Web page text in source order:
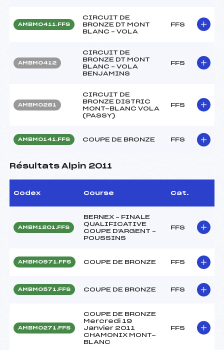
AMBM0411.FFS
CIRCUIT DE
BRONZE DT MONT
BLANC – VOLA
FFS
AMBM0412
CIRCUIT DE
BRONZE DT MONT
BLANC – VOLA
BENJAMINS
FFS
AMBM0281
CIRCUIT DE
BRONZE DISTRIC
MONT-BLANC VOLA
(PASSY)
FFS
AMBM0141.FFS COUPE DE BRONZE FFS
Résultats Alpin 2011
Codex Course Cat.
AMBM1201.FFS
BERNEX – FINALE
QUALIFICATIVE
COUPE D'ARGENT –
POUSSINS
FFS
AMBM0971.FFS COUPE DE BRONZE FFS
AMBM0571.FFS COUPE DE BRONZE FFS
AMBM0271.FFS
COUPE DE BRONZE
Mercredi 19
Janvier 2011
CHAMONIX MONT-
BLANC
FFS